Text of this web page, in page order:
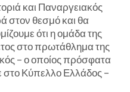
και Παναργειακός
στον θεσμό και θα
ότι η ομάδα της
στο πρωτάθλημα της
– ο οποίος πρόσφατα
στο Κύπελλο Ελλάδος –